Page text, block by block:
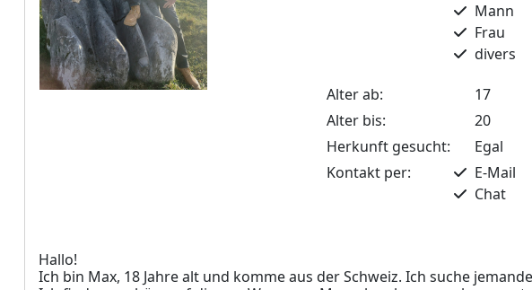
Mann
Frau
divers
Alter ab:
17
Alter bis:
20
Herkunft gesucht:
Egal
Kontakt per:
E-Mail
Chat
Hallo!
Ich bin Max, 18 Jahre alt und komme aus der Schweiz. Ich suche